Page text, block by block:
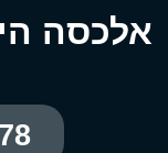
אלכסה